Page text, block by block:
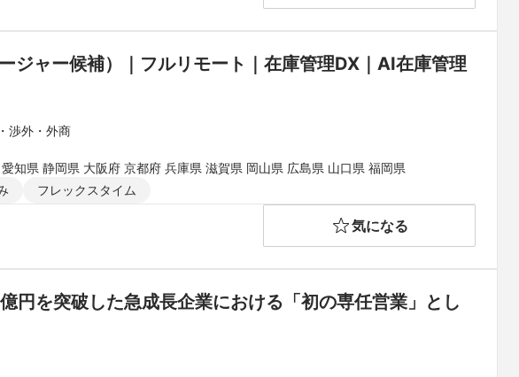
ジャー候補）｜フルリモート｜在庫管理DX｜AI在庫管理
渉外・外商
知県 静岡県 大阪府 京都府 兵庫県 滋賀県 岡山県 広島県 山口県 福岡県
フレックスタイム
気になる
円を突破した急成長企業における「初の専任営業」とし